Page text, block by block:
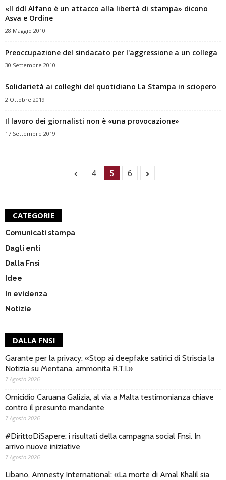
«Il ddl Alfano è un attacco alla libertà di stampa» dicono
Asva e Ordine
28 Maggio 2010
Preoccupazione del sindacato per l'aggressione a un collega
30 Settembre 2010
Solidarietà ai colleghi del quotidiano La Stampa in sciopero
2 Ottobre 2019
Il lavoro dei giornalisti non è «una provocazione»
17 Settembre 2019
4 5 6
CATEGORIE
Comunicati stampa
Dagli enti
Dalla Fnsi
Idee
In evidenza
Notizie
DALLA FNSI
Garante per la privacy: «Stop ai deepfake satirici di Striscia la
Notizia su Mentana, ammonita R.T.I.»
7 Agosto 2026
Omicidio Caruana Galizia, al via a Malta testimonianza chiave
contro il presunto mandante
7 Agosto 2026
#DirittoDiSapere: i risultati della campagna social Fnsi. In
arrivo nuove iniziative
7 Agosto 2026
Libano, Amnesty International: «La morte di Amal Khalil sia